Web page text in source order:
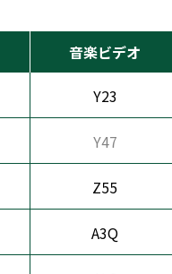
音楽ビデオ
Y23
Y47
Z55
A3Q